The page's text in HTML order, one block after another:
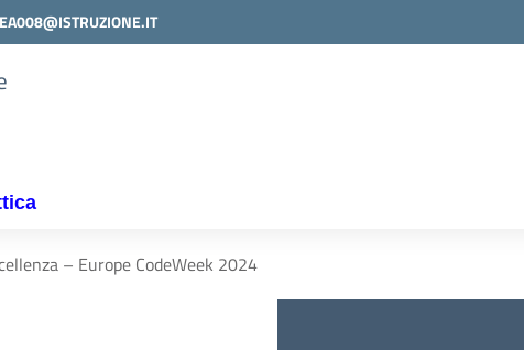
– Europe CodeWeek 2024